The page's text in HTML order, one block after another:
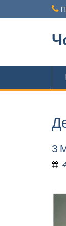
до
З